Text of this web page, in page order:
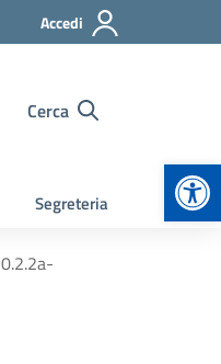
Accedi
Cerca
Segreteria